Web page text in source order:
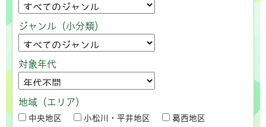
ジャンル（小分類）
対象年代
地域（エリア）
中央地区 小松川・平井地区 葛西地区